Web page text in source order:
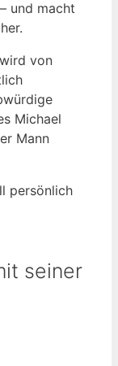
und macht
von
Michael
Mann
persönlich
seiner